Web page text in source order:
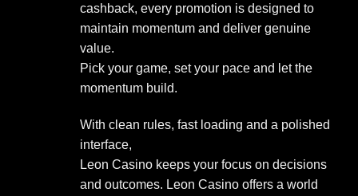
cashback, every promotion is designed to
maintain momentum and deliver genuine
value.
Pick your game, set your pace and let the
momentum build.
With clean rules, fast loading and a polished
interface,
Leon Casino keeps your focus on decisions
and outcomes. Leon Casino offers a world